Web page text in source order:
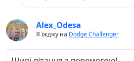
Alex_Odesa
Я їжджу на Dodge Challenger